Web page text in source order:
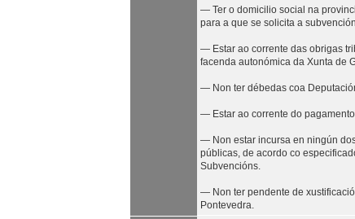
— Ter o domicilio social na
para a que se solicita a
— Estar ao corrente das obrigas
facenda autonómica da Xunta de
— Non ter débedas coa
— Estar ao corrente do
— Non estar incursa en ningún
públicas, de acordo co
Subvencións.
— Non ter pendente de
Pontevedra.